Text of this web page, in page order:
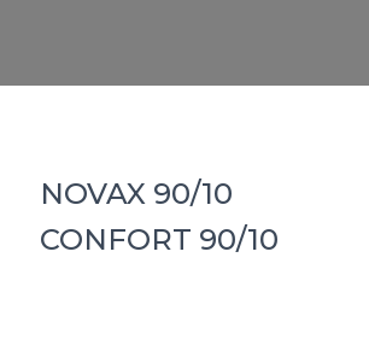
NOVAX 90/10
CONFORT 90/10